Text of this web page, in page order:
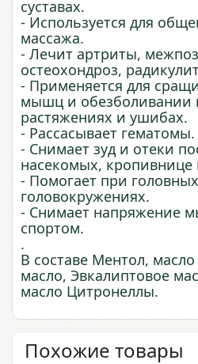
суставах.
- Используется для
массажа.
- Лечит артриты,
остеохондроз,
- Применяется для
мышц и обезболивании
растяжениях и ушибах.
- Рассасывает гематомы.
- Снимает зуд и отеки
насекомых, кропивнице
- Помогает при
головокружениях.
- Снимает напряжение
спортом.
.
В составе Ментол,
масло, Эвкалиптовое
масло Цитронеллы.
Похожие товары